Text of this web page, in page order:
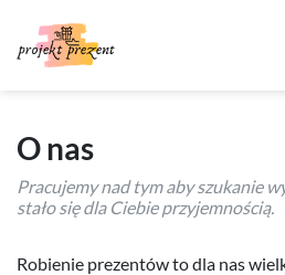
O nas
Pracujemy nad tym aby szukanie
stało się dla Ciebie przyjemnością.
Robienie prezentów to dla nas